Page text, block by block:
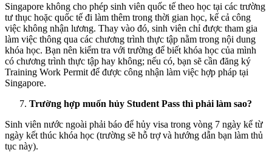
Singapore không cho phép sinh viên quốc tế theo học tại các trường
tư thục hoặc quốc tế đi làm thêm trong thời gian học, kể cả công
việc không nhận lương. Thay vào đó, sinh viên chỉ được tham gia
làm việc thông qua các chương trình thực tập nằm trong nội dung
khóa học. Bạn nên kiểm tra với trường để biết khóa học của mình
có chương trình thực tập hay không; nếu có, bạn sẽ cần đăng ký
Training Work Permit để được công nhận làm việc hợp pháp tại
Singapore.
Trường hợp muốn hủy Student Pass thì phải làm sao?
Sinh viên nước ngoài phải báo để hủy visa trong vòng 7 ngày kể từ
ngày kết thúc khóa học (trường sẽ hỗ trợ và hướng dẫn bạn làm thủ
tục này).